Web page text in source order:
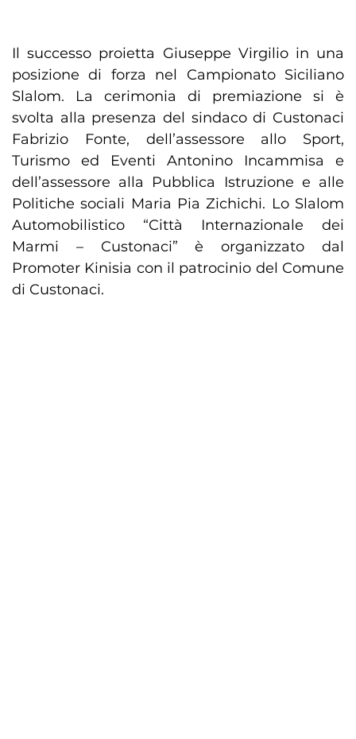
Il successo proietta Giuseppe Virgilio in una
posizione di forza nel Campionato Siciliano
Slalom. La cerimonia di premiazione si è
svolta alla presenza del sindaco di Custonaci
Fabrizio Fonte, dell’assessore allo Sport,
Turismo ed Eventi Antonino Incammisa e
dell’assessore alla Pubblica Istruzione e alle
Politiche sociali Maria Pia Zichichi. Lo Slalom
Automobilistico “Città Internazionale dei
Marmi – Custonaci” è organizzato dal
Promoter Kinisia con il patrocinio del Comune
di Custonaci.